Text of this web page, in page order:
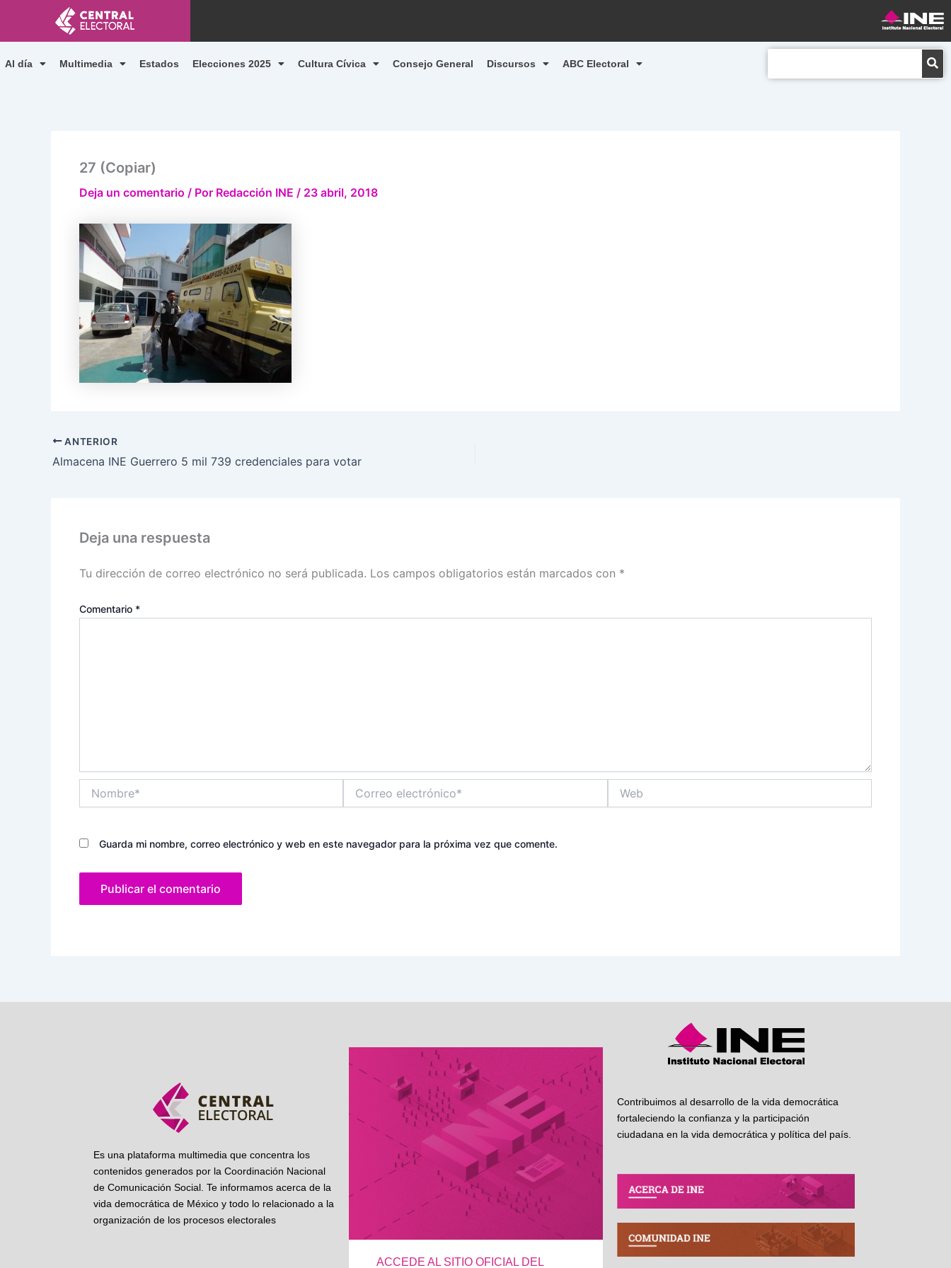
contenido
Al día Multimedia Estados Elecciones 2025 Cultura Cívica Consejo General Discursos ABC Electoral
27 (Copiar)
Deja un comentario / Por Redacción INE / 23 abril, 2018
ANTERIOR
Almacena INE Guerrero 5 mil 739 credenciales para votar
Deja una respuesta
Tu dirección de correo electrónico no será publicada. Los campos obligatorios están marcados con *
Comentario *
electrónico*
Guarda mi nombre, correo electrónico y web en este navegador para la próxima vez que comente.
Es una plataforma multimedia que concentra los
contenidos generados por la Coordinación Nacional
de Comunicación Social. Te informamos acerca de la
vida democrática de México y todo lo relacionado a la
organización de los procesos electorales
ACCEDE AL SITIO OFICIAL DEL
Contribuimos al desarrollo de la vida democrática
fortaleciendo la confianza y la participación
ciudadana en la vida democrática y política del país.